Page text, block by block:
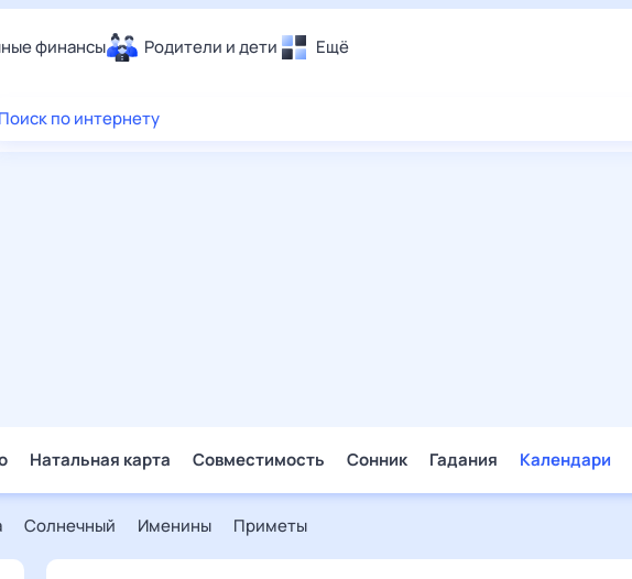
финансы Родители и дети Ещё
Еда
Поиск по интернету
Натальная карта Совместимость Сонник Гадания Календари
Солнечный Именины Приметы